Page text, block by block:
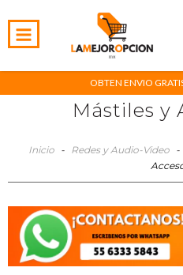
OBTEN ENVIO
Mástiles y
Inicio - Redes y Audio-Video -